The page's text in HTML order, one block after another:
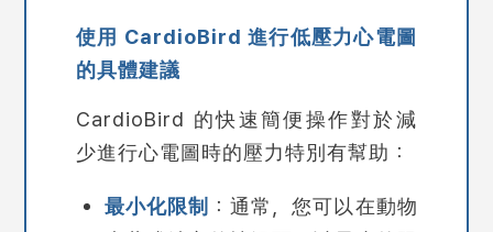
使用 CardioBird 進行低壓力心電圖
的具體建議
CardioBird 的快速簡便操作對於減
少進行心電圖時的壓力特別有幫助：
最小化限制 ：通常，您可以在動物